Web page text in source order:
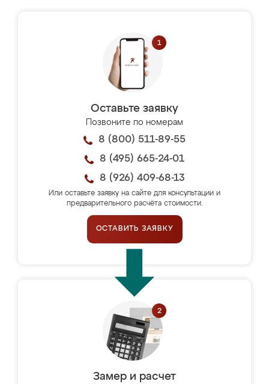
Оставьте заявку
Позвоните по номерам
8 (800) 511-89-55
8 (495) 665-24-01
8 (926) 409-68-13
Или оставьте заявку на сайте для консультации и
предварительного расчёта стоимости.
ОСТАВИТЬ ЗАЯВКУ
Замер и расчет